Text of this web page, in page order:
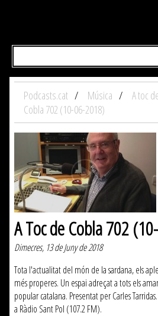
Podcasts.cat Música A toc
Cobla 702 (10-06-2018)
A Toc de Cobla 702
Dimecres, 13 de Juny de 2018
Tota l'actualitat del món de la sardana, els
més properes. Un espai adreçat a tots els
popular catalana. Presentat per Carles
a Ràdio Sant Pol (107.2 FM).